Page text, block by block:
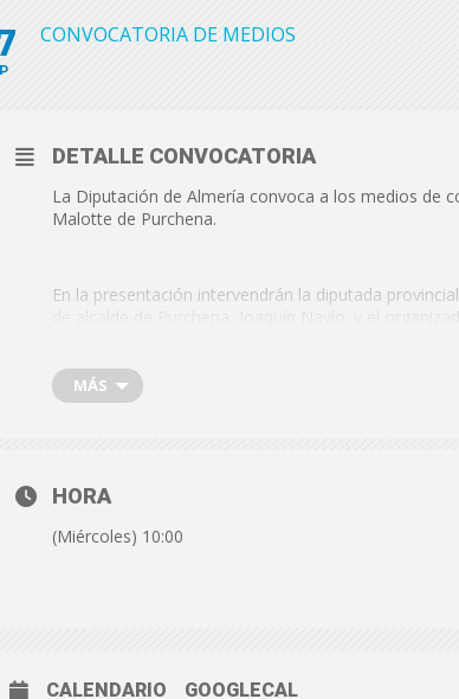
CONVOCATORIA DE MEDIOS
DETALLE CONVOCATORIA
La Diputación de Almería convoca a los medios de
Malotte de Purchena.
En la presentación intervendrán la diputada
FECHA: Miércoles, 17 de septiembre de 2025
MÁS
HORA
(Miércoles) 10:00
CALENDARIO GOOGLECAL